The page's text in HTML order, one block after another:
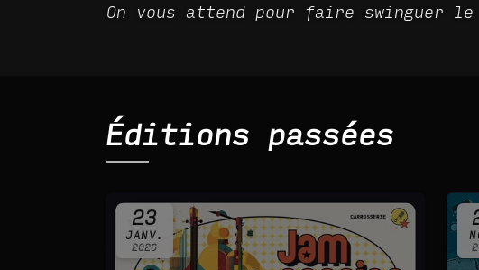
On vous attend pour faire swinguer
Éditions passées
23
JANV.
2026